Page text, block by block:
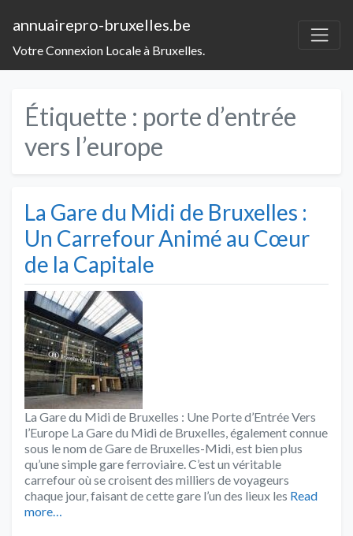
annuairepro-bruxelles.be
Votre Connexion Locale à Bruxelles.
Étiquette : porte d’entrée
vers l’europe
La Gare du Midi de Bruxelles :
Un Carrefour Animé au Cœur
de la Capitale
La Gare du Midi de Bruxelles : Une Porte d’Entrée Vers
l’Europe La Gare du Midi de Bruxelles, également connue
sous le nom de Gare de Bruxelles-Midi, est bien plus
qu’une simple gare ferroviaire. C’est un véritable
carrefour où se croisent des milliers de voyageurs
chaque jour, faisant de cette gare l’un des lieux les Read
more…